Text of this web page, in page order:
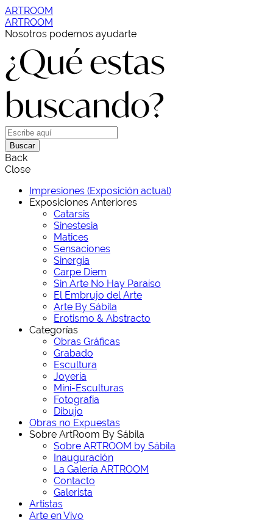
ARTROOM
ARTROOM
Nosotros podemos ayudarte
¿Qué estas
buscando?
Buscar
Back
Close
Impresiones (Exposición actual)
Exposiciones Anteriores
Catarsis
Sinestesia
Matices
Sensaciones
Sinergia
Carpe Diem
Sin Arte No Hay Paraíso
El Embrujo del Arte
Arte By Sábila
Erotismo & Abstracto
Categorías
Obras Gráficas
Grabado
Escultura
Joyería
Mini-Esculturas
Fotografía
Dibujo
Obras no Expuestas
Sobre ArtRoom By Sábila
Sobre ARTROOM by Sábila
Inauguración
La Galería ARTROOM
Contacto
Galerista
Artistas
Arte en Vivo